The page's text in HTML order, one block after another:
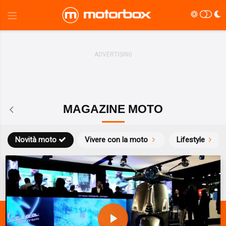
MAGAZINE MOTO
Novità moto Vivere con la moto Lifestyle